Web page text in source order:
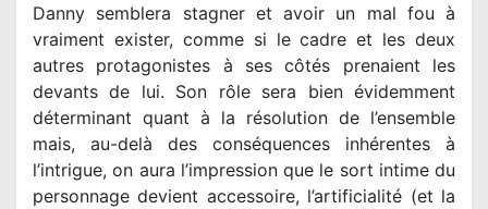
Danny semblera stagner et avoir un mal fou à
vraiment exister, comme si le cadre et les deux
autres protagonistes à ses côtés prenaient les
devants de lui. Son rôle sera bien évidemment
déterminant quant à la résolution de l’ensemble
mais, au-delà des conséquences inhérentes à
l’intrigue, on aura l’impression que le sort intime du
personnage devient accessoire, l’artificialité (et la